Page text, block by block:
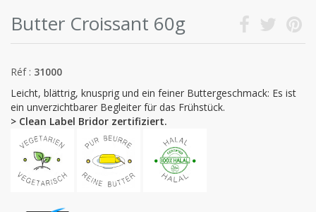
Butter Croissant 60g
Réf : 31000
Leicht, blättrig, knusprig und ein feiner Buttergeschmack: Es ist
ein unverzichtbarer Begleiter für das Frühstück.
> Clean Label Bridor zertifiziert.